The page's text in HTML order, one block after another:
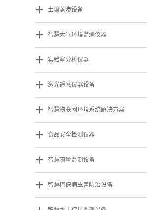
+ 土壤蒸渗设备
+ 智慧大气环境监测仪器
+ 实验室分析仪器
+ 激光遥感仪器设备
+ 智慧物联网环境系统解决方案
+ 食品安全检测仪器
+ 智慧雨量监测设备
+ 智慧植保病虫害防治设备